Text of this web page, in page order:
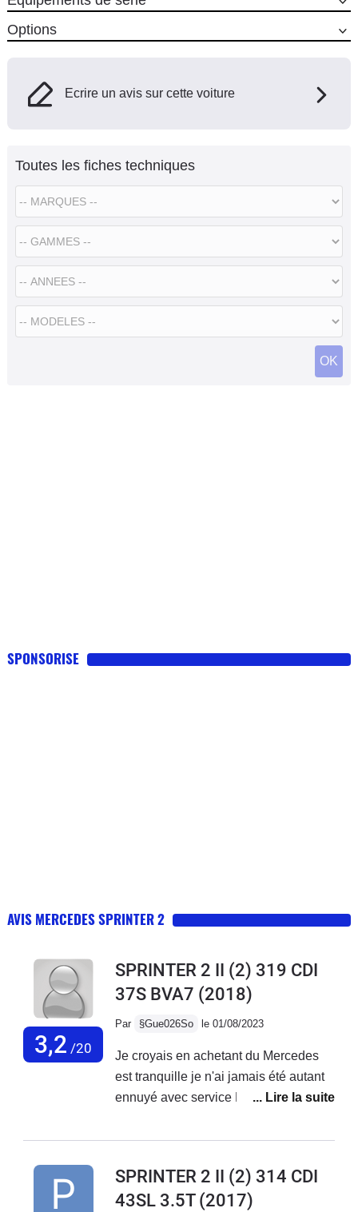
Options
Ecrire un avis sur cette voiture
Toutes les fiches techniques
SPONSORISE
AVIS MERCEDES SPRINTER 2
3,2 /20
SPRINTER 2 II (2) 319 CDI
37S BVA7 (2018)
Par §Gue026So le 01/08/2023
Je croyais en achetant du Mercedes
est tranquille je n'ai jamais été autant
ennuyé avec service Mercedes France
je reste avec mes problèmes sur le
mois avec 20000 kmBatterie qui a
lâché, peinture qui se décolle, porte
SPRINTER 2 II (2) 314 CDI
43SL 3.5T(2017)